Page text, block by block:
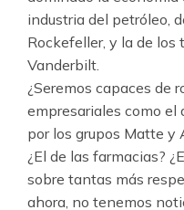
industria del petróleo,
Rockefeller, y la de
Vanderbilt.
¿Seremos capaces de
empresariales como el
por los grupos Matte y
¿El de las farmacias?
sobre tantas más
ahora, no tenemos